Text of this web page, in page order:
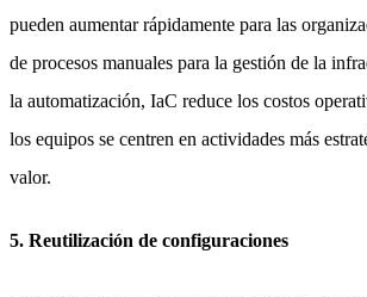
pueden aumentar rápidamente para las
de procesos manuales para la gestión de la
la automatización, IaC reduce los costos
los equipos se centren en actividades más
valor.
5. Reutilización de configuraciones